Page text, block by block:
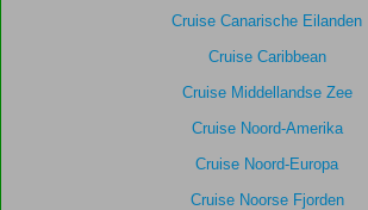
Cruise Canarische Eilanden
Cruise Caribbean
Cruise Middellandse Zee
Cruise Noord-Amerika
Cruise Noord-Europa
Cruise Noorse Fjorden